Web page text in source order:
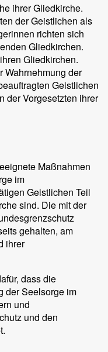
ihrer Gliedkirche.
der Geistlichen als
richten sich
Gliedkirchen.
Gliedkirchen.
Wahrnehmung der
Geistlichen
der Vorgesetzten ihrer
Maßnahmen
im
Geistlichen Teil
sind. Die mit der
gehalten, am
ihrer
dass die
der Seelsorge im
und
und den